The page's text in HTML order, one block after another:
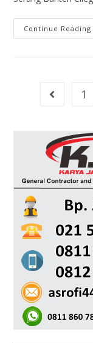
Continue Reading
1